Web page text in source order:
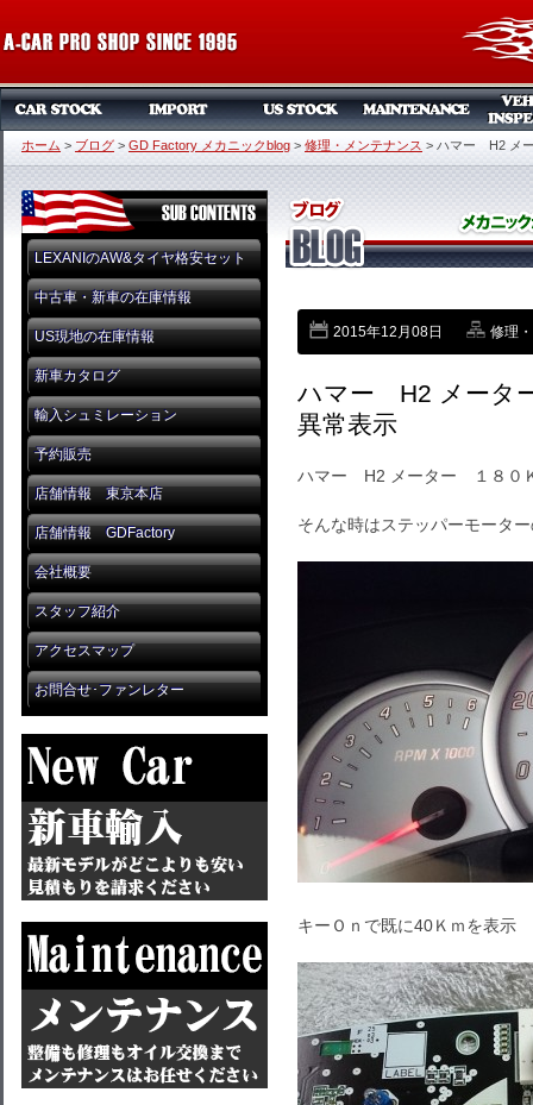
ホーム > ブログ > GD Factory メカニックblog > 修理・メンテナンス > ハマー H2 メ
LEXANIのAW&タイヤ格安セット
中古車・新車の在庫情報
US現地の在庫情報
新車カタログ
輸入シュミレーション
予約販売
店舗情報 東京本店
店舗情報 GDFactory
会社概要
スタッフ紹介
アクセスマップ
お問合せ･ファンレター
2015年12月08日 修理
ハマー H2 メータ
異常表示
ハマー H2 メーター １８０
そんな時はステッパーモータ
キーＯｎで既に40Ｋｍを表示